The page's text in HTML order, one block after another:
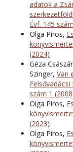
adatok a
Évf. 145
Olga Piros,
(2024)
Géza
Szinger, Van
Felsővadácsi
szám 1
Olga Piros,
(2023)
Olga Piros,